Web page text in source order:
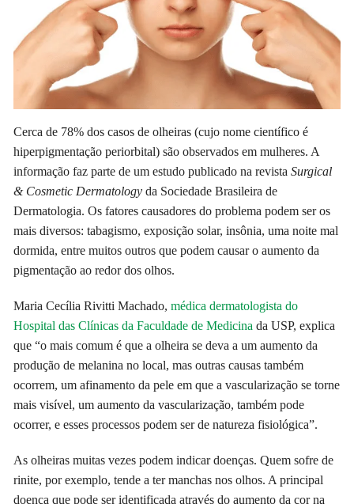
Cerca de 78% dos casos de olheiras (cujo nome científico é
hiperpigmentação periorbital) são observados em mulheres. A
informação faz parte de um estudo publicado na revistaSurgical
& Cosmetic Dermatology da Sociedade Brasileira de
Dermatologia. Os fatores causadores do problema podem ser os
mais diversos: tabagismo, exposição solar, insônia, uma noite mal
dormida, entre muitos outros que podem causar o aumento da
pigmentação ao redor dos olhos.
Maria Cecília Rivitti Machado,médica dermatologista do
Hospital das Clínicas da Faculdade de Medicina da USP, explica
que “o mais comum é que a olheira se deva a um aumento da
produção de melanina no local, mas outras causas também
ocorrem, um afinamento da pele em que a vascularização se torne
mais visível, um aumento da vascularização, também pode
ocorrer, e esses processos podem ser de natureza fisiológica”.
As olheiras muitas vezes podem indicar doenças. Quem sofre de
rinite, por exemplo, tende a ter manchas nos olhos. A principal
doença que pode ser identificada através do aumento da cor na